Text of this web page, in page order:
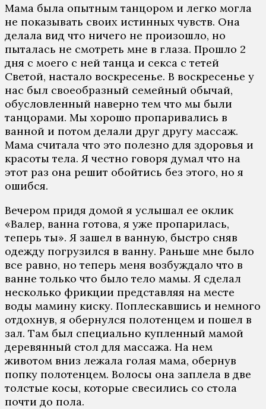
Мама была опытным танцором и легко могла
не показывать своих истинных чувств. Она
делала вид что ничего не произошло, но
пыталась не смотреть мне в глаза. Прошло 2
дня с моего с ней танца и секса с тетей
Светой, настало воскресенье. В воскресенье у
нас был своеобразный семейный обычай,
обусловленный наверно тем что мы были
танцорами. Мы хорошо пропаривались в
ванной и потом делали друг другу массаж.
Мама считала что это полезно для здоровья и
красоты тела. Я честно говоря думал что на
этот раз она решит обойтись без этого, но я
ошибся.
Вечером придя домой я услышал ее оклик
«Валер, ванна готова, я уже пропарилась,
теперь ты». Я зашел в ванную, быстро сняв
одежду погрузился в ванну. Раньше мне было
все равно, но теперь меня возбуждало что в
ванне только что было тело мамы. Я сделал
несколько фрикции представляя на месте
воды мамину киску. Поплескавшись и немного
отдохнув, я обернулся полотенцем и пошел в
зал. Там был специально купленный мамой
деревянный стол для массажа. На нем
животом вниз лежала голая мама, обернув
попку полотенцем. Волосы она заплела в две
толстые косы, которые свесились со стола
почти до пола.